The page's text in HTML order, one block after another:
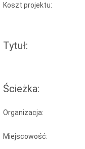
Koszt projektu:
Tytuł:
Ścieżka:
Organizacja:
Miejscowość: